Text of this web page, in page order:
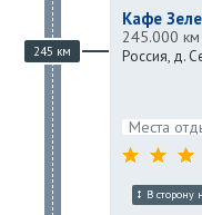
245 км
Кафе
245.000 км
Россия, д.
Места
В сторону